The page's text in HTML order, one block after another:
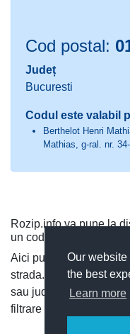
Our
the best
Learn more
Cod postal:
Județ
Bucuresti
Codul este valabil
Berthelot Henri
Mathias, g-ral. nr.
Rozip.info va pune la
un cod postal.
Aici puteti cauta dupa
strada. Puteti vedea
sau judet, si cauta
filtrare a codurilor